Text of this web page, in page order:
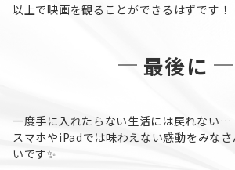
以上で映画を観ることができるはずです！
最後に
一度手に入れたらない生活には戻れない…
スマホやiPadでは味わえない感動をみな
いです✨